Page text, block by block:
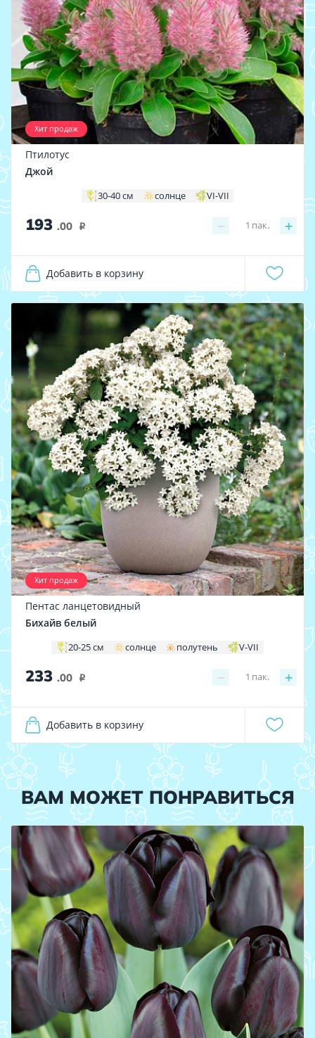
Хит продаж
Птилотус
Джой
30-40 см солнце VI-VII
193 .00 i − +
1 пак.
Добавить в корзину
Хит продаж
Пентас ланцетовидный
Бихайв белый
20-25 см солнце полутень V-VII
233 .00 i − +
1 пак.
Добавить в корзину
ВАМ МОЖЕТ ПОНРАВИТЬСЯ